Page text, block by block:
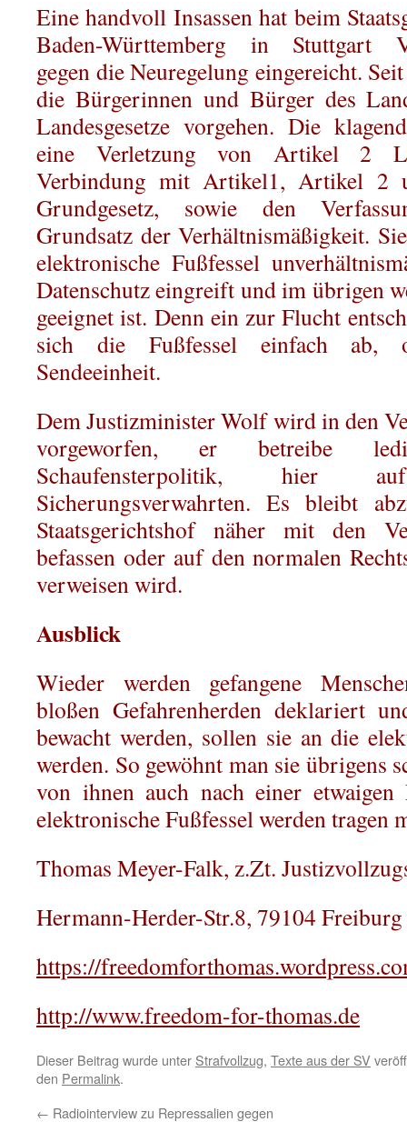
Eine handvoll Insassen hat beim
Baden-Württemberg in Stuttgart
gegen die Neuregelung eingereicht.
die Bürgerinnen und Bürger des
Landesgesetze vorgehen. Die
eine Verletzung von Artikel 2
Verbindung mit Artikel1, Artikel 2
Grundgesetz, sowie den
Grundsatz der Verhältnismäßigkeit.
elektronische Fußfessel
Datenschutz eingreift und im übrigen
geeignet ist. Denn ein zur Flucht
sich die Fußfessel einfach ab,
Sendeeinheit.
Dem Justizminister Wolf wird in den
vorgeworfen, er betreibe
Schaufensterpolitik, hier
Sicherungsverwahrten. Es bleibt
Staatsgerichtshof näher mit den
befassen oder auf den normalen
verweisen wird.
Ausblick
Wieder werden gefangene
bloßen Gefahrenherden deklariert
bewacht werden, sollen sie an die
werden. So gewöhnt man sie übrigens
von ihnen auch nach einer etwaigen
elektronische Fußfessel werden tragen
Thomas Meyer-Falk, z.Zt.
Hermann-Herder-Str.8, 79104 Freiburg
https://
http://www.freedom-for-thomas.de
Dieser Beitrag wurde unter Strafvollzug, Texte aus der SV
den Permalink.
← Radiointerview zu Repressalien gegen